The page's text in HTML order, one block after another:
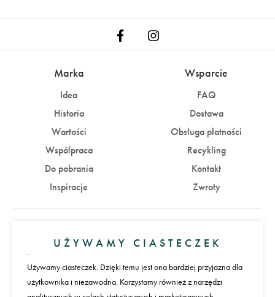
Marka
Idea
Historia
Wartości
Współpraca
Do pobrania
Inspiracje
Wsparcie
FAQ
Dostawa
Obsługa płatności
Recykling
Kontakt
Zwroty
Zaloguj się Załóż konto
Płatności
UŻYWAMY CIASTECZEK
Używamy ciasteczek. Dzięki temu jest ona bardziej przyjazna dla
użytkownika i niezawodna. Korzystamy również z narzędzi